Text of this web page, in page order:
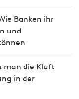
Banken ihr
und
man die Kluft
in der